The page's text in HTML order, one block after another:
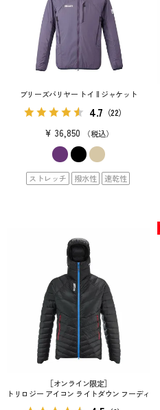
ブリーズバリヤー トイ II ジャケット
4.7 （22）
¥ 36,850 税込
ストレッチ 撥水性 速乾性
［オンライン限定］
トリロジー アイコン ライトダウン フーディ